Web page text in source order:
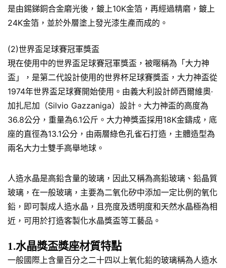
是由錫銻銅合金磨光後，鍍上10K金箔，再經過精磨，鍍上
24K金箔，並於外層塗上發光漆生產而成的。
(2)世界盃足球賽冠軍獎盃
現在使用中的世界盃足球賽冠軍獎盃，被暱稱為「大力神
盃」，是第二代設計使用的世界杯足球賽獎盃，大力神盃從
1974年世界盃足球賽開始使用。由義大利設計師西爾維奧·
加扎尼加（Silvio Gazzaniga）設計。大力神盃的高度為
36.8公分，重量為6.1公斤。大力神獎盃採用18K金鑄成，底
座的直徑為13.1公分，由兩層綠色孔雀石打造，主體造型為
兩名大力士雙手高舉地球。
人造水晶是高鉛含量的玻璃，因此又稱為高鉛玻璃、鉛晶質
玻璃，在一般玻璃，主要為二氧化矽中添加一定比例的氧化
鉛，即可製成人造水晶，且亮度及透明度和天然水晶極為相
近，可用於打造客製化水晶獎盃等工藝品。
1.水晶獎盃獎座材質特點
一般國際上含量百分之二十四以上氧化鉛的玻璃稱為人造水